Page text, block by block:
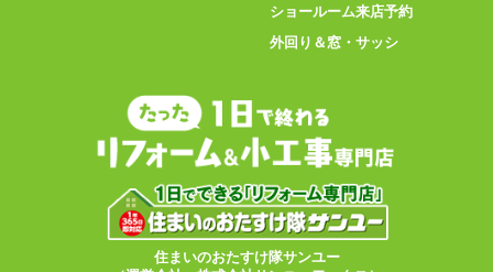
ショールーム来店予約
外回り＆窓・サッシ
住まいのおたすけ隊サンユー